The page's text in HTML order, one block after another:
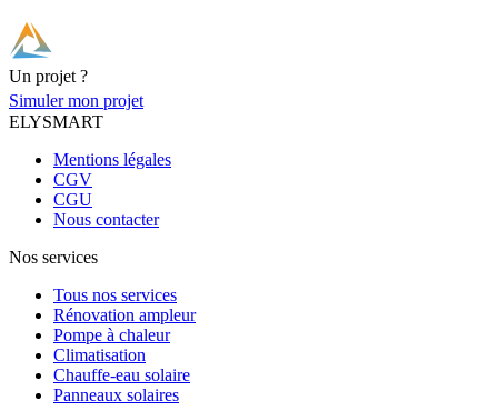
Un projet ?
Simuler mon projet
ELYSMART
Mentions légales
CGV
CGU
Nous contacter
Nos services
Tous nos services
Rénovation ampleur
Pompe à chaleur
Climatisation
Chauffe-eau solaire
Panneaux solaires